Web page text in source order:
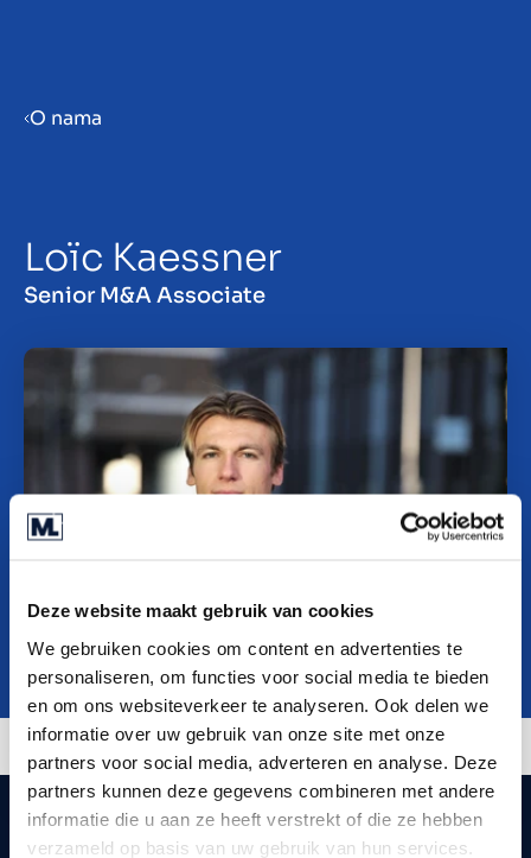
Deze website maakt gebruik van cookies
We gebruiken cookies om content en advertenties te
personaliseren, om functies voor social media te bieden
en om ons websiteverkeer te analyseren. Ook delen we
informatie over uw gebruik van onze site met onze
partners voor social media, adverteren en analyse. Deze
partners kunnen deze gegevens combineren met andere
informatie die u aan ze heeft verstrekt of die ze hebben
verzameld op basis van uw gebruik van hun services.
Sell your business
Beleggen
Insights
O nama
Contact
SR
O nama
Loïc Kaessner
Senior M&A Associate